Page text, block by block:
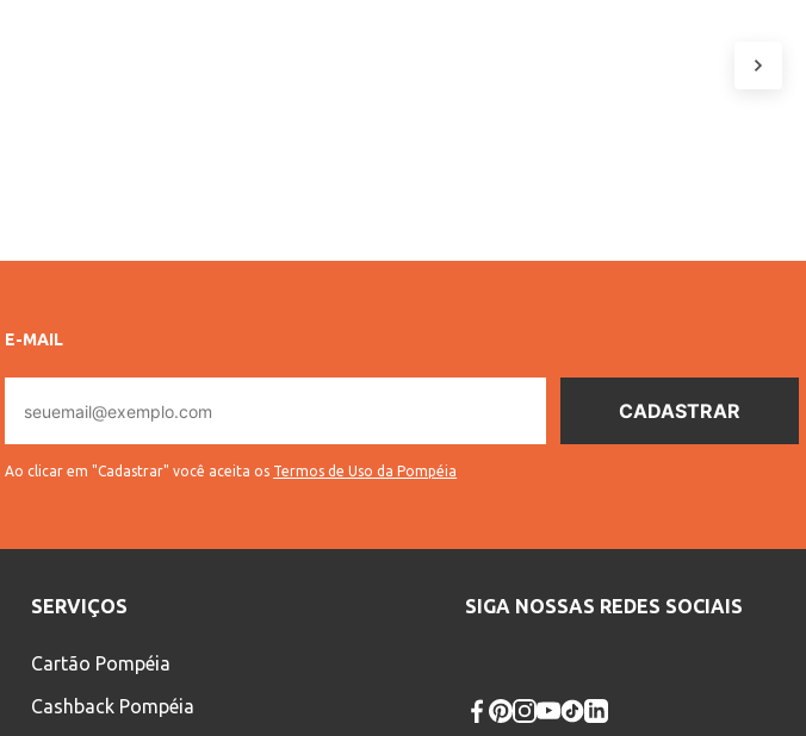
E-MAIL
mail
Ao clicar em "Cadastrar" você aceita os Termos de Uso da Pompéia
SERVIÇOS
Cartão Pompéia
Cashback Pompéia
SIGA NOSSAS REDES SOCIAIS